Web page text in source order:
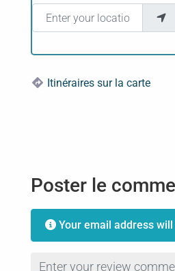
Enter your location
Itinéraires sur la carte
Poster le
Your email address
Review text